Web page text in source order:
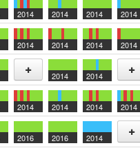
2014 2014 2014 2014
2014 2014 2014 2014
Add
2014 2014
Add
2014 2014 2014 2014
2016 2016 2014